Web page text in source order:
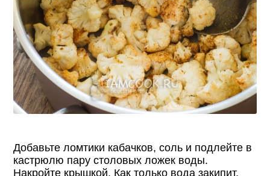
Добавьте ломтики кабачков, соль и подлейте в
кастрюлю пару столовых ложек воды.
Накройте крышкой. Как только вода закипит,